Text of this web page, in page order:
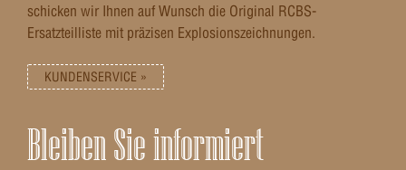
schicken wir Ihnen auf Wunsch die Original RCBS-
Ersatzteilliste mit präzisen Explosionszeichnungen.
KUNDENSERVICE »
Bleiben Sie informiert